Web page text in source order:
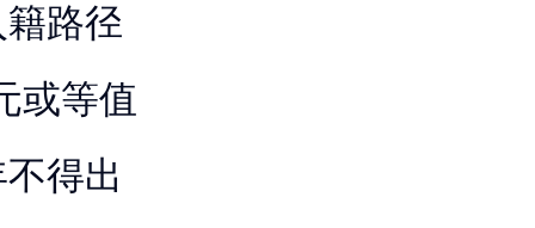
路径
或等值
得出